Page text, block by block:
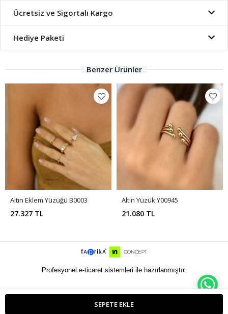
SEPETE EKLE
Ücretsiz ve Sigortalı Kargo
Hediye Paketi
Benzer Ürünler
Altın Eklem Yüzüğü B0003
27.327 TL
Altın Yüzük Y00945
21.080 TL
Profesyonel e-ticaret sistemleri ile hazırlanmıştır.